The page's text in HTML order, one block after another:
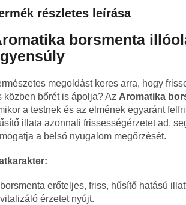
részletes leírása
borsmenta
megoldást keres arra, hogy
közben bőrét is ápolja? Az Aromatika
a testnek és az elmének egyaránt
illata azonnali frissességérzetet ad,
a belső nyugalom megőrzését.
erőteljes, friss, hűsítő hatású
érzetet nyújt.